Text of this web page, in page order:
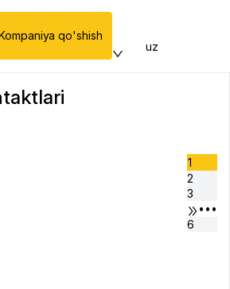
Kompaniya qo'shish
uz
1
2
3
•••
6